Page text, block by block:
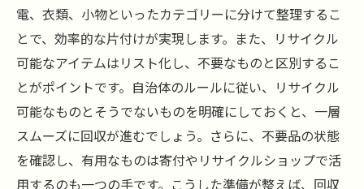
電、衣類、小物といったカテゴリーに分けて整理するこ
とで、効率的な片付けが実現します。また、リサイクル
可能なアイテムはリスト化し、不要なものと区別するこ
とがポイントです。自治体のルールに従い、リサイクル
可能なものとそうでないものを明確にしておくと、一層
スムーズに回収が進むでしょう。さらに、不要品の状態
を確認し、有用なものは寄付やリサイクルショップで活
用するのも一つの手です。こうした準備が整えば、回収